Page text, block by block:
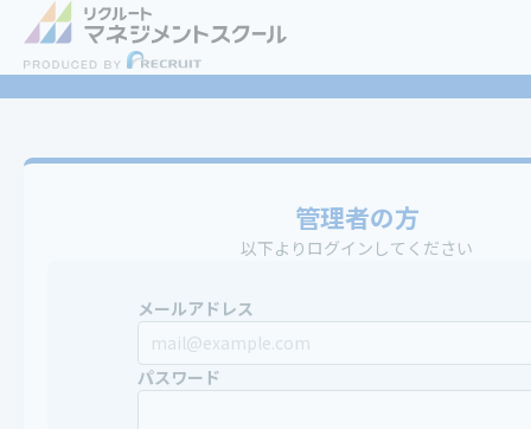
管理者の方
以下よりログインしてください
メールアドレス
パスワード